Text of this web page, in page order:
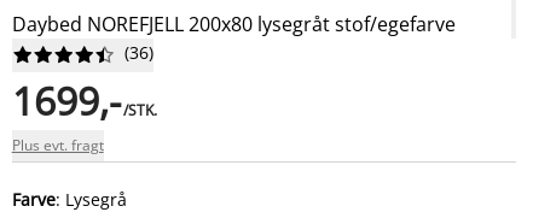
Daybed NOREFJELL 200x80 lysegråt stof/egefarve





 (36)
1699,-/STK.
Plus evt. fragt
Farve: Lysegrå